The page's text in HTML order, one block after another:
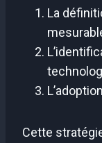
La
Cette